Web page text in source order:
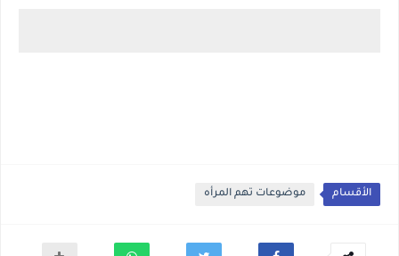
الأقسام موضوعات تهم المرأه